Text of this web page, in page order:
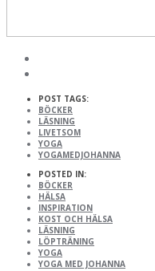
POST TAGS:
BÖCKER
LÄSNING
LIVETSOM
YOGA
YOGAMEDJOHANNA
POSTED IN:
BÖCKER
HÄLSA
INSPIRATION
KOST OCH HÄLSA
LÄSNING
LÖPTRÄNING
YOGA
YOGA MED JOHANNA